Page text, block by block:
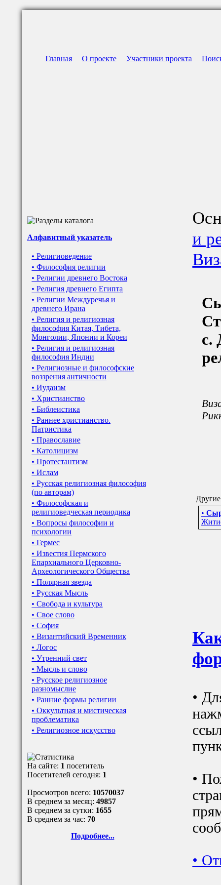
Главная О проекте Участники проекта
Алфавитный указатель
• Религиоведение
• Философия религии
• Религии древнего Востока
• Религия древнего Египта
• Религии Междуречья и
древнего Ирана
• Религия и религиозная
философия Китая, Тибета,
Монголии, Японии и Кореи
• Религия и религиозная
философия Индии
• Религиозные и философские
воззрения античности
• Иудаизм
• Христианство
• Библеистика
• Раннее христианство.
Патристика
• Православие
• Католицизм
• Протестантизм
• Ислам
• Русская религиозная философия
(по авторам)
• Философская и
религиоведческая периодика
• Вопросы философии и
психологии
• Гермес
• Известия Пермского
Епархиального Церковно-
Археологического Общества
• Полярная звезда
• Русская Мысль
• Свобода и культура
• Свое слово
• София
• Византийский Временник
• Логос
• Утренний свет
• Мысль и слово
• Русское религиозное
разномыслие
• Ранние формы религии
• Оккультная и мистическая
проблематика
• Религиозное искусство
На сайте: 1 посетитель
Посетителей сегодня: 1
Просмотров всего: 10570037
В среднем за месяц: 49857
В среднем за сутки: 1655
В среднем за час: 70
Подробнее...
и
с.
•
•
•
•